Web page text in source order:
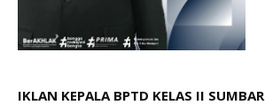
IKLAN KEPALA BPTD KELAS II SUMBAR